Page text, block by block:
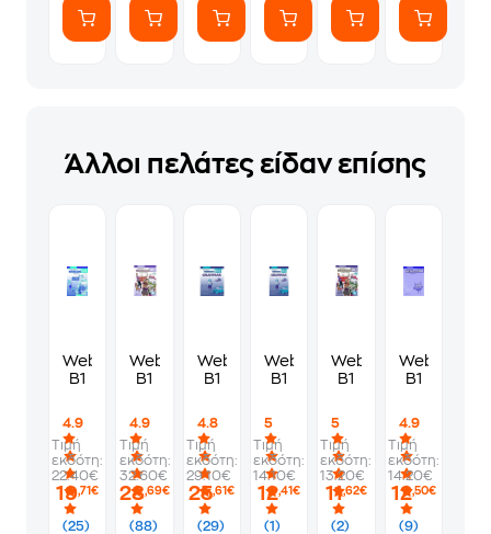
Άλλοι πελάτες είδαν επίσης
Webkids
B1
4.9
(25)
Τιμή
εκδότη:
22.40€
19,71€
Webkids
B1
4.9
(88)
Τιμή
εκδότη:
32.60€
28,69€
Webkids
B1
4.8
(29)
Τιμή
εκδότη:
29.10€
25,61€
Webkids
B1
5
(1)
Τιμή
εκδότη:
14.10€
12,41€
Webkids
B1
5
(2)
Τιμή
εκδότη:
13.20€
11,62€
Webkids
B1
4.9
(9)
Τιμή
εκδότη:
14.20€
12,50€